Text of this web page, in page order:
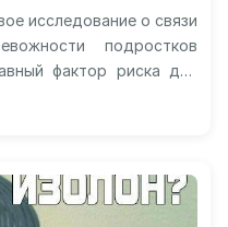
исследование о связи
подростков
фактор риска для